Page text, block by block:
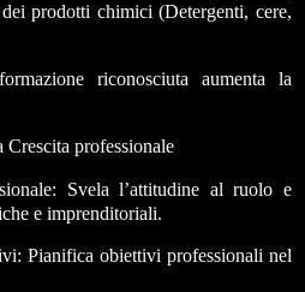
prodotti chimici (Detergenti, cere,
riconosciuta aumenta la
professionale
Svela l’attitudine al ruolo e
e imprenditoriali.
Pianifica obiettivi professionali nel